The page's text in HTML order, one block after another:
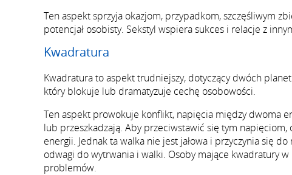
Ten aspekt sprzyja okazjom, przypadkom, szczęśliwym
potencjał osobisty. Sekstyl wspiera sukces i relacje z
Kwadratura
Kwadratura to aspekt trudniejszy, dotyczący dwóch
który blokuje lub dramatyzuje cechę osobowości.
Ten aspekt prowokuje konflikt, napięcia między dwoma
lub przeszkadzają. Aby przeciwstawić się tym
energii. Jednak ta walka nie jest jałowa i przyczynia się
odwagi do wytrwania i walki. Osoby mające kwadratury
problemów.